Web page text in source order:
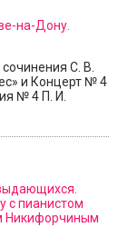
на-Дону.
С. В.
и Концерт № 4
№ 4 П. И.
с пианистом
Никифорчиным